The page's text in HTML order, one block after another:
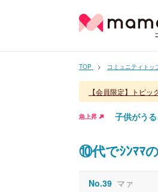
TOP コミュニティトッ
【会員限定】トピッ
急上昇 子供がう
⑩代でｼﾝﾏﾏ
No.39 マァ